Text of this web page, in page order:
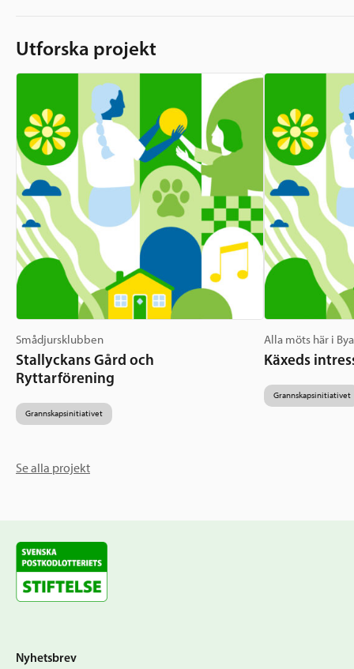
Utforska projekt
Smådjursklubben
Stallyckans Gård och
Ryttarförening
Grannskapsinitiativet
Alla möts här i
Käxeds
Grannskapsinitiativet
Se alla projekt
Nyhetsbrev